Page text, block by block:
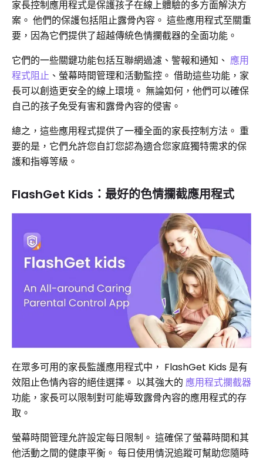
家長控制應用程式是保護孩子在線上體驗的多方面解決方
案。 他們的保護包括阻止露骨內容。 這些應用程式至關重
要，因為它們提供了超越傳統色情攔截器的全面功能。
它們的一些關鍵功能包括互聯網過濾、警報和通知、 應用
程式阻止 、螢幕時間管理和活動監控。 借助這些功能，家
長可以創造更安全的線上環境。 無論如何，他們可以確保
自己的孩子免受有害和露骨內容的侵害。
總之，這些應用程式提供了一種全面的家長控制方法。 重
要的是，它們允許您自訂您認為適合您家庭獨特需求的保
護和指導等級。
FlashGet Kids：最好的色情攔截應用程式
在眾多可用的家長監護應用程式中， FlashGet Kids 是有
效阻止色情內容的絕佳選擇。 以其強大的 應用程式攔截器
功能，家長可以限制對可能導致露骨內容的應用程式的存
取。
螢幕時間管理允許設定每日限制。 這確保了螢幕時間和其
他活動之間的健康平衡。 每日使用情況追蹤可幫助您隨時